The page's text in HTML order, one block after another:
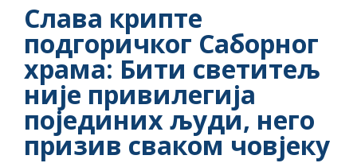
Слава крипте
подгоричког Саборног
храма: Бити светитељ
није привилегија
појединих људи, него
призив сваком човјеку